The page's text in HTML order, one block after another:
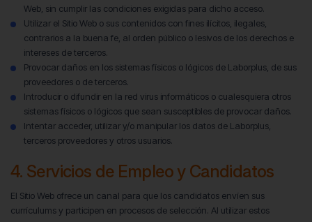
Web, sin cumplir las condiciones exigidas para dicho acceso.
Utilizar el Sitio Web o sus contenidos con fines ilícitos, ilegales,
contrarios a la buena fe, al orden público o lesivos de los derechos e
intereses de terceros.
Provocar daños en los sistemas físicos o lógicos de Laborplus, de sus
proveedores o de terceros.
Introducir o difundir en la red virus informáticos o cualesquiera otros
sistemas físicos o lógicos que sean susceptibles de provocar daños.
Intentar acceder, utilizar y/o manipular los datos de Laborplus,
terceros proveedores y otros usuarios.
4. Servicios de Empleo y Candidatos
El Sitio Web ofrece un canal para que los candidatos envíen sus
currículums y participen en procesos de selección. Al utilizar estos